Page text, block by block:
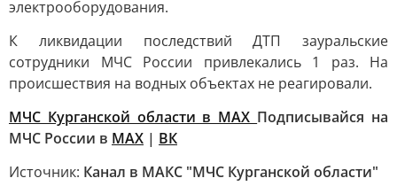
электрооборудования.
К ликвидации последствий ДТП зауральские
сотрудники МЧС России привлекались 1 раз. На
происшествия на водных объектах не реагировали.
МЧС Курганской области в MAX Подписывайся на
МЧС России в MAX | ВК
Источник: Канал в МАКС "МЧС Курганской области"